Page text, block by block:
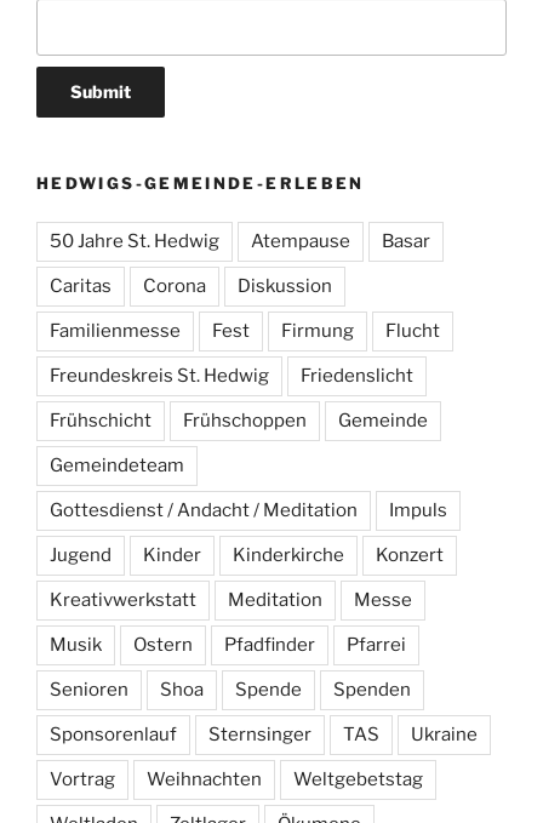
HEDWIGS-GEMEINDE-ERLEBEN
50 Jahre St. Hedwig Atempause Basar
Caritas Corona Diskussion
Familienmesse Fest Firmung Flucht
Freundeskreis St. Hedwig Friedenslicht
Frühschicht Frühschoppen Gemeinde
Gemeindeteam
Gottesdienst / Andacht / Meditation Impuls
Jugend Kinder Kinderkirche Konzert
Kreativwerkstatt Meditation Messe
Musik Ostern Pfadfinder Pfarrei
Senioren Shoa Spende Spenden
Sponsorenlauf Sternsinger TAS Ukraine
Vortrag Weihnachten Weltgebetstag